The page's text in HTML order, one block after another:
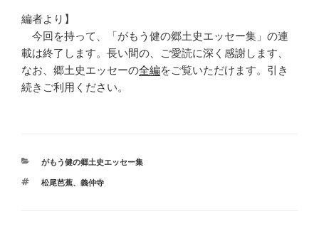
編者より】
今回を持って、「がもう健の郷土史エッセー集」の連
載は終了します。長い間の、ご愛読に深く感謝します、
なお、郷土史エッセーの全編をご覧いただけます。引き
続きご利用ください。
カ
ゴ
がもう健の郷土史エッセー集
タ
松尾芭蕉、 義仲寺